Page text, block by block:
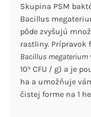
Skupina PSM
Bacillus
pôde zvyšujú
rastliny. Prípravok
Bacillus megaterium
10⁹ CFU / g) a je
ha a umožňuje
čistej forme na 1